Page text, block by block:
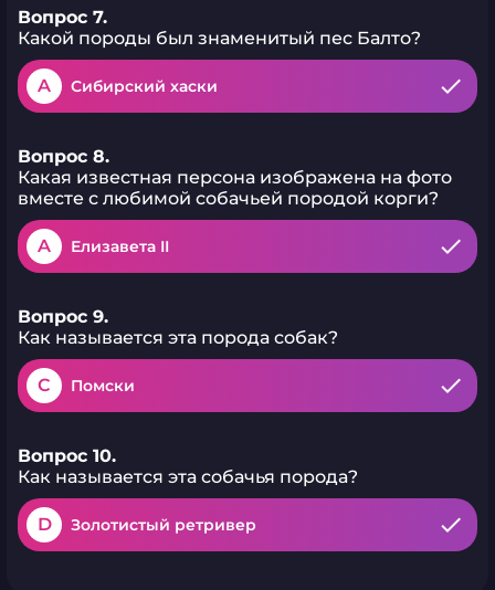
Вопрос 7.
Какой породы был знаменитый пес Балто?
A Сибирский хаски
Вопрос 8.
Какая известная персона изображена на фото
вместе с любимой собачьей породой корги?
A Елизавета II
Вопрос 9.
Как называется эта порода собак?
C Помски
Вопрос 10.
Как называется эта собачья порода?
D Золотистый ретривер